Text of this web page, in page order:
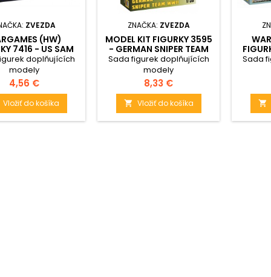
ZVEZDA
(HW)
7416 - US SAM
"STINGER" (1:72)
doplňujících
modely
Cena
4,56 €
Vložiť do košíka
ZNAČKA: ZVEZDA
MODEL KIT FIGURKY 3595
- GERMAN SNIPER TEAM
(1:35)
Sada figurek doplňujících
modely
Cena
8,33 €
 Vložiť do košíka
Sada
